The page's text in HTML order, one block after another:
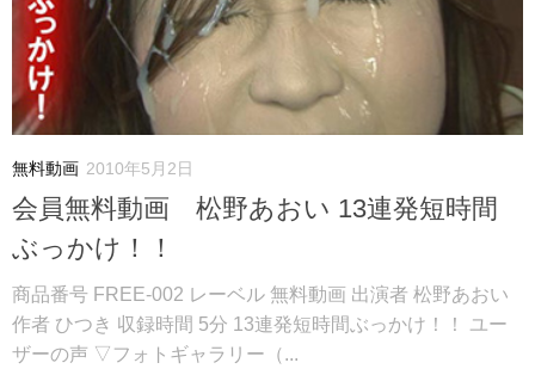
無料動画 2010年5月2日
会員無料動画 松野あおい 13連発短時間
ぶっかけ！！
商品番号 FREE-002 レーベル 無料動画 出演者 松野あおい
作者 ひつき 収録時間 5分 13連発短時間ぶっかけ！！ ユー
ザーの声 ▽フォトギャラリー（...